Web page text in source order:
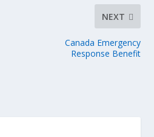
NEXT
Canada Emergency
Response Benefit